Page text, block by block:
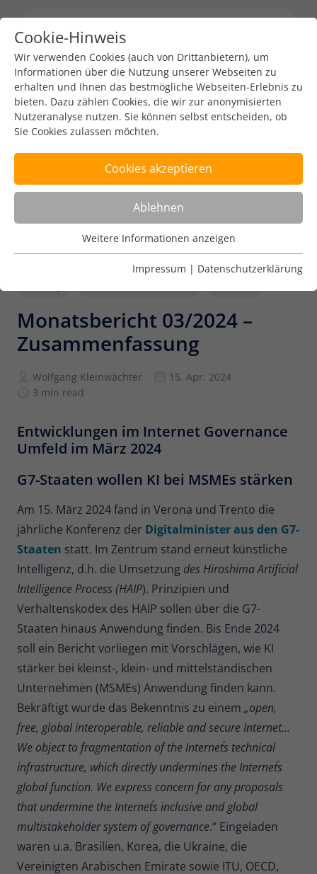
Monatsbericht 03/2024 –
Zusammenfassung
Wolfgang Kleinwächter
15. Apr. 2024
3 min read
Entwicklungen im Internet Governance
Umfeld im März 2024
G7-Staaten wollen KI bei MSMEs stärken
Am 15. März 2024 fand in Verona und Trento die
jährliche Konferenz der Digitalminister aus den G7-
Staaten statt. Im Zentrum stand erneut künstliche
Intelligenz, d.h. die Umsetzung des Hiroshima Artificial
Intelligence Process (HAIP). Prinzipien und
Verhaltenskodex des HAIP sollen über die G7-
Staaten hinaus Anwendung finden. Bis Ende 2024
soll ein Bericht vorliegen mit Vorschlägen, wie KI
stärker bei kleinst-, klein- und mittelständischen
Unternehmen (MSMEs) Anwendung finden kann.
Bekräftigt wurde das Bekenntnis zu einem „open,
free, global interoperable, reliable and secure Internet…
We object to fragmentation of the Internet´s technical
infrastructure, which directly undermines the Internet´s
global function. We express concern for any proposals
that undermine the Internet´s inclusive and global
multistakeholder system of governance.“ Eingeladen
waren u.a. Brasilien, Korea, die Ukraine, die
Vereinigten Arabischen Emirate sowie ITU, OECD,
Cookie-Hinweis
Wir verwenden Cookies (auch von Drittanbietern), um
Informationen über die Nutzung unserer Webseiten zu
erhalten und Ihnen das bestmögliche Webseiten-Erlebnis zu
bieten. Dazu zählen Cookies, die wir zur anonymisierten
Nutzeranalyse nutzen. Sie können selbst entscheiden, ob
Sie Cookies zulassen möchten.
Cookies akzeptieren
Ablehnen
Nutzungsanalyse
Cookies zur Nutzungsanalyse ermöglichen es uns zu
Anbieter Matomo
Laufzeit 6 Monate
Zweck
Referrers, der ursprünglich zum
Besuch der Website verwendet wurde
Anbieter Matomo
Laufzeit 13 Monate
Zweck
Wird verwendet, um einige Details über
den Benutzer zu speichern, wie z. B. die
eindeutige Besucher-ID.
Name _pk_ses
Anbieter Matomo
Laufzeit 30 Minuten
Zweck
Kurzlebige Cookies, die zur
vorübergehenden Speicherung von
Daten für den Besuch verwendet
werden.
Name _pk_cvar
Weitere Informationen anzeigen
Impressum | Datenschutzerklärung